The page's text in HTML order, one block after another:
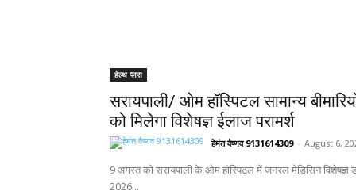
हेल्थ प्लस
सरायपाली/ ओम हॉस्पिटल सामान्य
को मिलेगा विशेषज्ञ ईलाज परामर्श
हेमंत वैष्णव 9131614309 - August 6,
9 अगस्त को सरायपाली के ओम हॉस्पिटल में जनरल मेडिसिन विशेषज्ञ
2026...